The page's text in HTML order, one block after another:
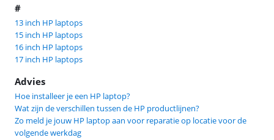
#
13 inch HP laptops
15 inch HP laptops
16 inch HP laptops
17 inch HP laptops
Advies
Hoe installeer je een HP laptop?
Wat zijn de verschillen tussen de HP productlijnen?
Zo meld je jouw HP laptop aan voor reparatie op locatie voor de
volgende werkdag